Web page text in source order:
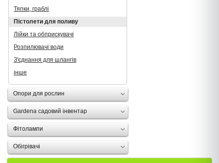
Тяпки, граблі
Пістолети для поливу
Лійки та обприскувачі
Розпилювачі води
З'єднання для шлангів
інше
Опори для рослин
Gardena садовий інвентар
Фітолампи
Oбігрівачі